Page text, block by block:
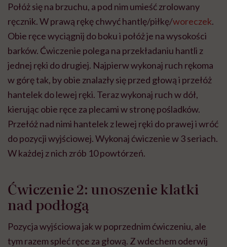
Połóż się na brzuchu, a pod nim umieść zrolowany
ręcznik. W prawą rękę chwyć hantlę/piłkę/woreczek.
Obie ręce wyciągnij do boku i połóż je na wysokości
barków. Ćwiczenie polega na przekładaniu hantli z
jednej ręki do drugiej. Najpierw wykonaj ruch rękoma
w górę tak, by obie znalazły się przed głową i przełóż
hantelek do lewej ręki. Teraz wykonaj ruch w dół,
kierując obie ręce za plecami w stronę pośladków.
Przełóż nad nimi hantelek z lewej ręki do prawej i wróć
do pozycji wyjściowej. Wykonaj ćwiczenie w 3 seriach.
W każdej z nich zrób 10 powtórzeń.
Ćwiczenie 2: unoszenie klatki
nad podłogą
Pozycja wyjściowa jak w poprzednim ćwiczeniu, ale
tym razem spleć ręce za głową. Z wdechem oderwij